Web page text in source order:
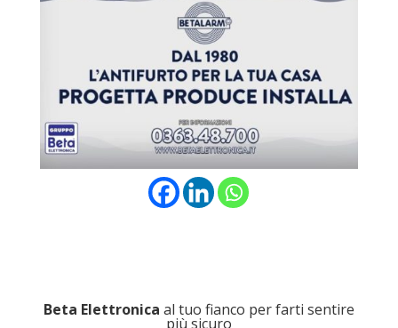
Beta Elettronica al tuo fianco per farti sentire
più sicuro